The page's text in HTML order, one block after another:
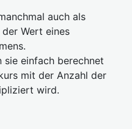
auch als
Wert eines
sie einfach berechnet
mit der Anzahl der
wird.